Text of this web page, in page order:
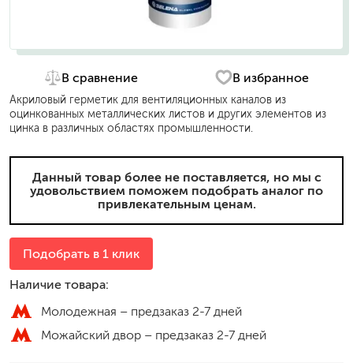
В сравнение В избранное
Акриловый герметик для вентиляционных каналов из
оцинкованных металлических листов и других элементов из
цинка в различных областях промышленности.
Данный товар более не поставляется, но мы с
удовольствием поможем подобрать аналог по
привлекательным ценам.
Подобрать в 1 клик
Наличие товара:
Молодежная – предзаказ 2-7 дней
Можайский двор – предзаказ 2-7 дней